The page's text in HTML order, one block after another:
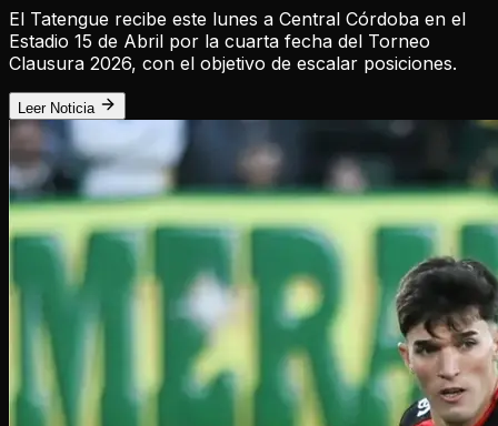
El Tatengue recibe este lunes a Central Córdoba en el
Estadio 15 de Abril por la cuarta fecha del Torneo
Clausura 2026, con el objetivo de escalar posiciones.
Leer Noticia